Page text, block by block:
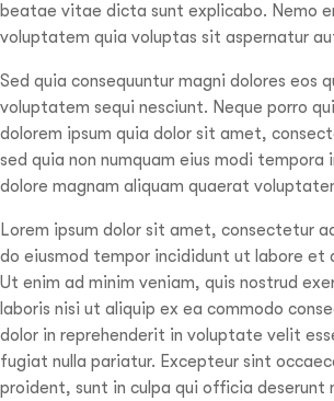
beatae vitae dicta sunt explicabo. Nemo
voluptatem quia voluptas sit aspernatur
Sed quia consequuntur magni dolores eos
voluptatem sequi nesciunt. Neque porro
dolorem ipsum quia dolor sit amet,
sed quia non numquam eius modi
dolore magnam aliquam quaerat
Lorem ipsum dolor sit amet, consectetur
do eiusmod tempor incididunt ut labore et
Ut enim ad minim veniam, quis nostrud
laboris nisi ut aliquip ex ea commodo
dolor in reprehenderit in voluptate velit
fugiat nulla pariatur. Excepteur sint
proident, sunt in culpa qui officia deserunt